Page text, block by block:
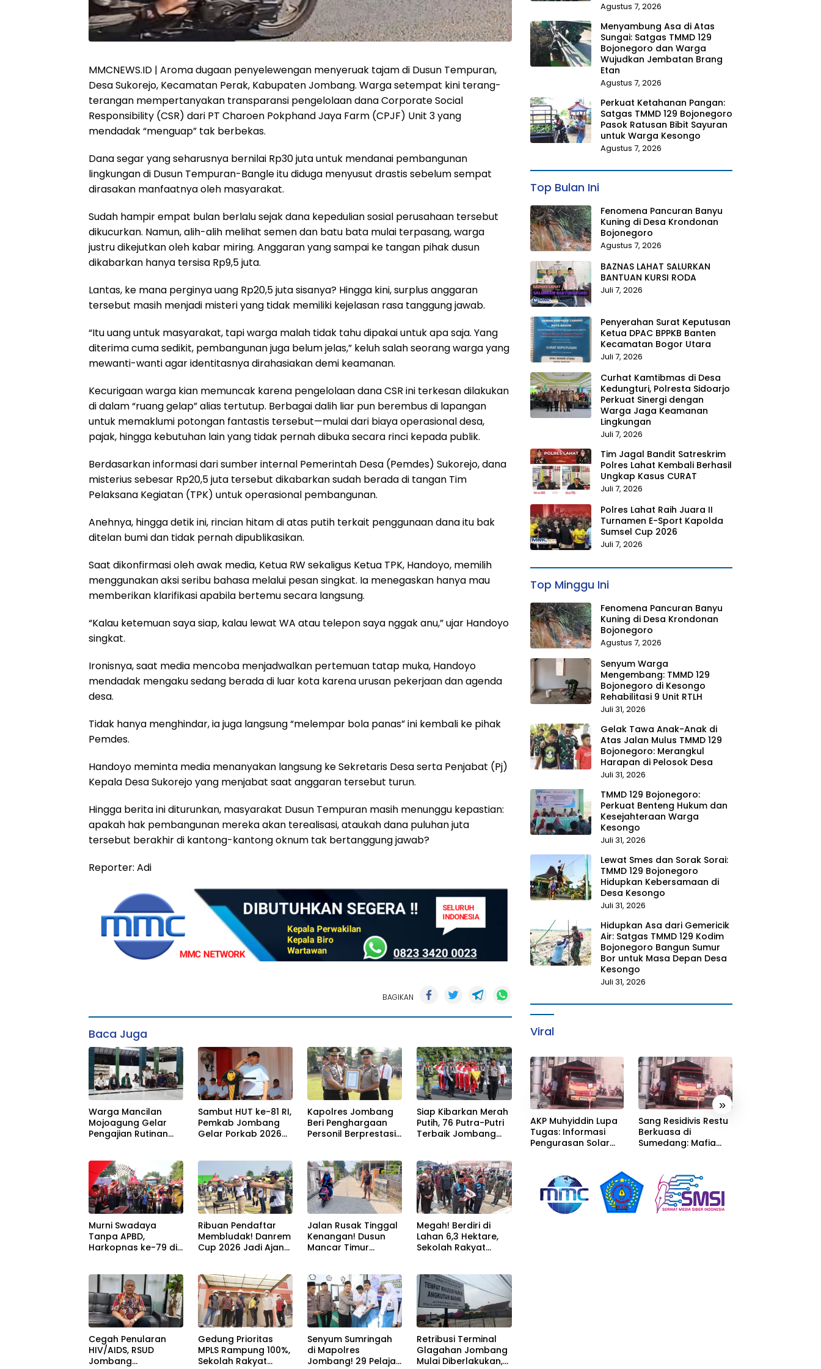
MMCNEWS.ID | Aroma dugaan penyelewengan menyeruak tajam di Dusun Tempuran,
Desa Sukorejo, Kecamatan Perak, Kabupaten Jombang. Warga setempat kini terang-
terangan mempertanyakan transparansi pengelolaan dana Corporate Social
Responsibility (CSR) dari PT Charoen Pokphand Jaya Farm (CPJF) Unit 3 yang
mendadak “menguap” tak berbekas.
Dana segar yang seharusnya bernilai Rp30 juta untuk mendanai pembangunan
lingkungan di Dusun Tempuran-Bangle itu diduga menyusut drastis sebelum sempat
dirasakan manfaatnya oleh masyarakat.
Sudah hampir empat bulan berlalu sejak dana kepedulian sosial perusahaan tersebut
dikucurkan. Namun, alih-alih melihat semen dan batu bata mulai terpasang, warga
justru dikejutkan oleh kabar miring. Anggaran yang sampai ke tangan pihak dusun
dikabarkan hanya tersisa Rp9,5 juta.
Lantas, ke mana perginya uang Rp20,5 juta sisanya? Hingga kini, surplus anggaran
tersebut masih menjadi misteri yang tidak memiliki kejelasan rasa tanggung jawab.
“Itu uang untuk masyarakat, tapi warga malah tidak tahu dipakai untuk apa saja. Yang
diterima cuma sedikit, pembangunan juga belum jelas,” keluh salah seorang warga yang
mewanti-wanti agar identitasnya dirahasiakan demi keamanan.
Kecurigaan warga kian memuncak karena pengelolaan dana CSR ini terkesan dilakukan
di dalam “ruang gelap” alias tertutup. Berbagai dalih liar pun berembus di lapangan
untuk memaklumi potongan fantastis tersebut—mulai dari biaya operasional desa,
pajak, hingga kebutuhan lain yang tidak pernah dibuka secara rinci kepada publik.
Berdasarkan informasi dari sumber internal Pemerintah Desa (Pemdes) Sukorejo, dana
misterius sebesar Rp20,5 juta tersebut dikabarkan sudah berada di tangan Tim
Pelaksana Kegiatan (TPK) untuk operasional pembangunan.
Anehnya, hingga detik ini, rincian hitam di atas putih terkait penggunaan dana itu bak
ditelan bumi dan tidak pernah dipublikasikan.
Saat dikonfirmasi oleh awak media, Ketua RW sekaligus Ketua TPK, Handoyo, memilih
menggunakan aksi seribu bahasa melalui pesan singkat. Ia menegaskan hanya mau
memberikan klarifikasi apabila bertemu secara langsung.
“Kalau ketemuan saya siap, kalau lewat WA atau telepon saya nggak anu,” ujar Handoyo
singkat.
Ironisnya, saat media mencoba menjadwalkan pertemuan tatap muka, Handoyo
mendadak mengaku sedang berada di luar kota karena urusan pekerjaan dan agenda
desa.
Tidak hanya menghindar, ia juga langsung “melempar bola panas” ini kembali ke pihak
Pemdes.
Handoyo meminta media menanyakan langsung ke Sekretaris Desa serta Penjabat (Pj)
Kepala Desa Sukorejo yang menjabat saat anggaran tersebut turun.
Hingga berita ini diturunkan, masyarakat Dusun Tempuran masih menunggu kepastian:
apakah hak pembangunan mereka akan terealisasi, ataukah dana puluhan juta
tersebut berakhir di kantong-kantong oknum tak bertanggung jawab?
Reporter: Adi
BAGIKAN
Baca Juga
Warga Mancilan
Mojoagung Gelar
Pengajian Rutinan
Agustus Ke- 81 RI
Sambut HUT ke-81 RI,
Pemkab Jombang
Gelar Porkab 2026
Kapolres Jombang
Beri Penghargaan
Personil Berprestasi,
Muktamar NU ke-35
Siap Kibarkan Merah
Putih, 76 Putra-Putri
Terbaik Jombang
di Pendopo
Kabupaten
Murni Swadaya
Tanpa APBD,
Harkopnas ke-79 di
dan Dimeriahkan
Ribuan Warga
Ribuan Pendaftar
Membludak! Danrem
Cup 2026 Jadi Ajang
di Jombang
Jalan Rusak Tinggal
Kenangan! Dusun
Mancar Timur
Berkat Program
Mantra 2026
Megah! Berdiri di
Lahan 6,3 Hektare,
Sekolah Rakyat
Keluarga
Prasejahtera
Cegah Penularan
HIV/AIDS, RSUD
Jombang
Gedung Prioritas
MPLS Rampung 100%,
Sekolah Rakyat
Senyum Sumringah
di Mapolres
Jombang! 29 Pelajar
Retribusi Terminal
Glagahan Jombang
Mulai Diberlakukan,
Agustus 7, 2026
Menyambung Asa di Atas
Sungai: Satgas TMMD 129
Bojonegoro dan Warga
Wujudkan Jembatan Brang
Etan
Agustus 7, 2026
Perkuat Ketahanan Pangan:
Satgas TMMD 129 Bojonegoro
Pasok Ratusan Bibit Sayuran
untuk Warga Kesongo
Agustus 7, 2026
Top Bulan Ini
Fenomena Pancuran Banyu
Kuning di Desa Krondonan
Bojonegoro
Agustus 7, 2026
BAZNAS LAHAT SALURKAN
BANTUAN KURSI RODA
Juli 7, 2026
Penyerahan Surat Keputusan
Ketua DPAC BPPKB Banten
Kecamatan Bogor Utara
Juli 7, 2026
Curhat Kamtibmas di Desa
Kedungturi, Polresta Sidoarjo
Perkuat Sinergi dengan
Warga Jaga Keamanan
Lingkungan
Juli 7, 2026
Tim Jagal Bandit Satreskrim
Polres Lahat Kembali Berhasil
Ungkap Kasus CURAT
Juli 7, 2026
Polres Lahat Raih Juara II
Turnamen E-Sport Kapolda
Sumsel Cup 2026
Juli 7, 2026
Top Minggu Ini
Fenomena Pancuran Banyu
Kuning di Desa Krondonan
Bojonegoro
Agustus 7, 2026
Senyum Warga
Mengembang: TMMD 129
Bojonegoro di Kesongo
Rehabilitasi 9 Unit RTLH
Juli 31, 2026
Gelak Tawa Anak-Anak di
Atas Jalan Mulus TMMD 129
Bojonegoro: Merangkul
Harapan di Pelosok Desa
Juli 31, 2026
TMMD 129 Bojonegoro:
Perkuat Benteng Hukum dan
Kesejahteraan Warga
Kesongo
Juli 31, 2026
Lewat Smes dan Sorak Sorai:
TMMD 129 Bojonegoro
Hidupkan Kebersamaan di
Desa Kesongo
Juli 31, 2026
Hidupkan Asa dari Gemericik
Air: Satgas TMMD 129 Kodim
Bojonegoro Bangun Sumur
Bor untuk Masa Depan Desa
Kesongo
Juli 31, 2026
Viral
« »
AKP Muhyiddin Lupa
Tugas: Informasi
Pengurasan Solar
Lain Carikan Bukti!
Sang Residivis Restu
Berkuasa di
Sumedang: Mafia
Terangan, Seolah
Hukum Bungkam